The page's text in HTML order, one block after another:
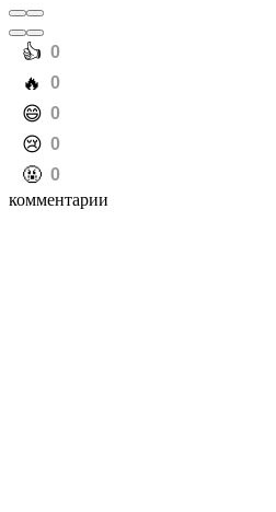
️👍 0
️🔥 0
️😄 0
️😢 0
️🤬 0
комментарии